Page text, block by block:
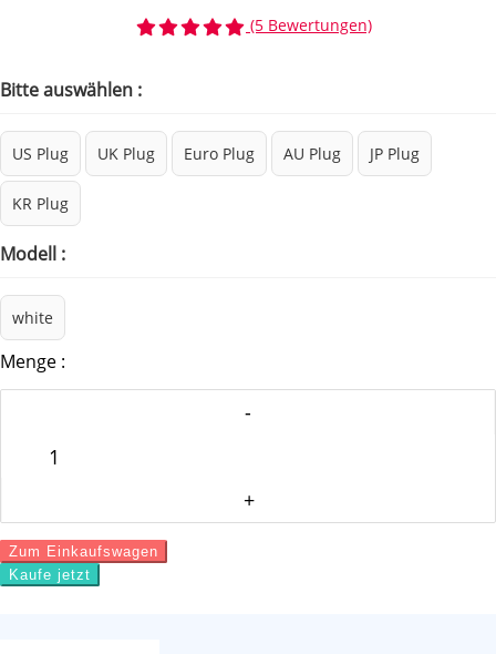
(5 Bewertungen)
Bitte auswählen :
US Plug UK Plug Euro Plug AU Plug JP Plug
KR Plug
Modell :
white
Menge :
Zum Einkaufswagen
Kaufe jetzt